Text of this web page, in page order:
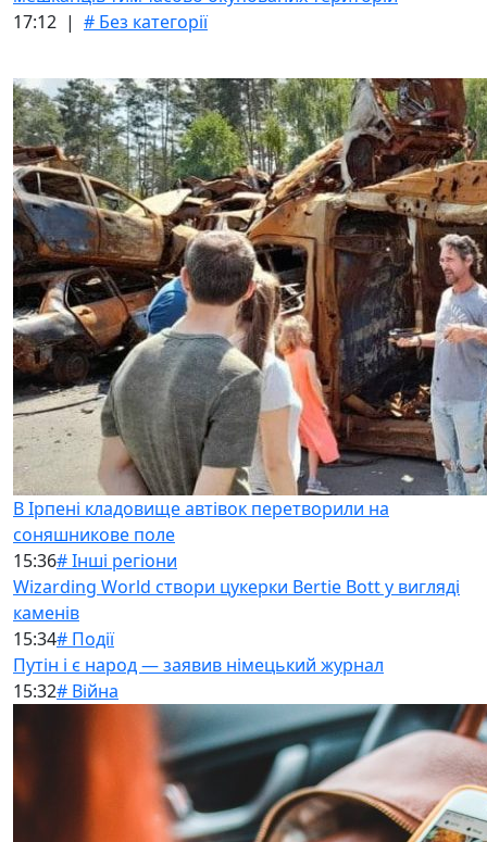
17:12 | # Без категорії
В Ірпені кладовище автівок перетворили на
соняшникове поле
15:36# Інші регіони
Wizarding World створи цукерки Bertie Bott у вигляді
каменів
15:34# Події
Путін і є народ — заявив німецький журнал
15:32# Війна